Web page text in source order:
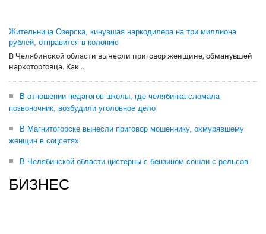
Жительница Озерска, кинувшая наркодилера на три миллиона
рублей, отправится в колонию
В Челябинской области вынесли приговор женщине, обманувшей
наркоторговца. Как...
В отношении педагогов школы, где челябинка сломала
позвоночник, возбудили уголовное дело
В Магнитогорске вынесли приговор мошеннику, охмурявшему
женщин в соцсетях
В Челябинской области цистерны с бензином сошли с рельсов
БИЗНЕС